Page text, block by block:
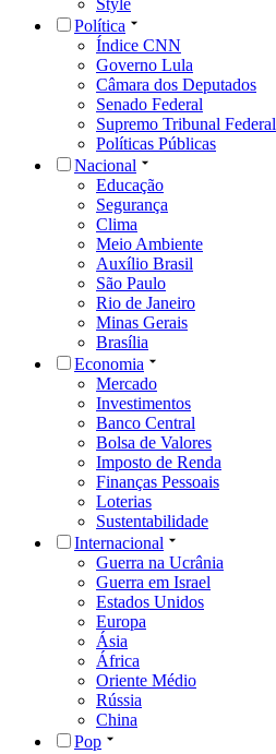
Style
Política
Índice CNN
Governo Lula
Câmara dos Deputados
Senado Federal
Supremo Tribunal Federal
Políticas Públicas
Nacional
Educação
Segurança
Clima
Meio Ambiente
Auxílio Brasil
São Paulo
Rio de Janeiro
Minas Gerais
Brasília
Economia
Mercado
Investimentos
Banco Central
Bolsa de Valores
Imposto de Renda
Finanças Pessoais
Loterias
Sustentabilidade
Internacional
Guerra na Ucrânia
Guerra em Israel
Estados Unidos
Europa
Ásia
África
Oriente Médio
Rússia
China
Pop